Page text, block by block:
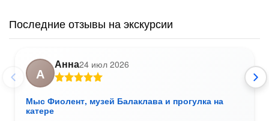
Последние отзывы на экскурсии
А
Анна24 июл 2026
Мыс Фиолент, музей Балаклава и прогулка на
катере